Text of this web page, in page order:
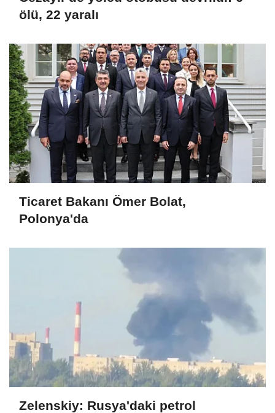
ölü, 22 yaralı
Ticaret Bakanı Ömer Bolat,
Polonya'da
Zelenskiy: Rusya'daki petrol